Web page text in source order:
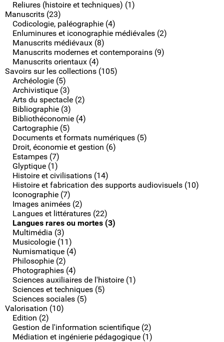
Reliures (histoire et techniques) (1)
Manuscrits (23)
Codicologie, paléographie (4)
Enluminures et iconographie médiévales (2)
Manuscrits médiévaux (8)
Manuscrits modernes et contemporains (9)
Manuscrits orientaux (4)
Savoirs sur les collections (105)
Archéologie (5)
Archivistique (3)
Arts du spectacle (2)
Bibliographie (3)
Bibliothéconomie (4)
Cartographie (5)
Documents et formats numériques (5)
Droit, économie et gestion (6)
Estampes (7)
Glyptique (1)
Histoire et civilisations (14)
Histoire et fabrication des supports audiovisuels (10)
Iconographie (7)
Images animées (2)
Langues et littératures (22)
Langues rares ou mortes (3)
Multimédia (3)
Musicologie (11)
Numismatique (4)
Philosophie (2)
Photographies (4)
Sciences auxiliaires de l'histoire (1)
Sciences et techniques (5)
Sciences sociales (5)
Valorisation (10)
Edition (2)
Gestion de l'information scientifique (2)
Médiation et ingénierie pédagogique (1)